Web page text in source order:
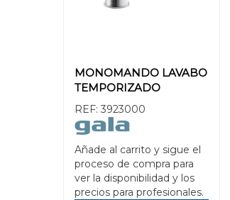
MONOMANDO LAVABO
TEMPORIZADO
REF: 3923000
Añade al carrito y sigue el
proceso de compra para
ver la disponibilidad y los
precios para profesionales.